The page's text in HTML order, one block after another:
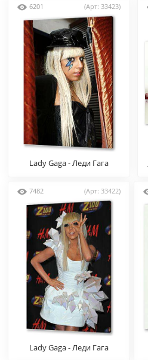
6201 (Арт: 33423)
Lady Gaga - Леди Гага
7482 (Арт: 33422)
Lady Gaga - Леди Гага